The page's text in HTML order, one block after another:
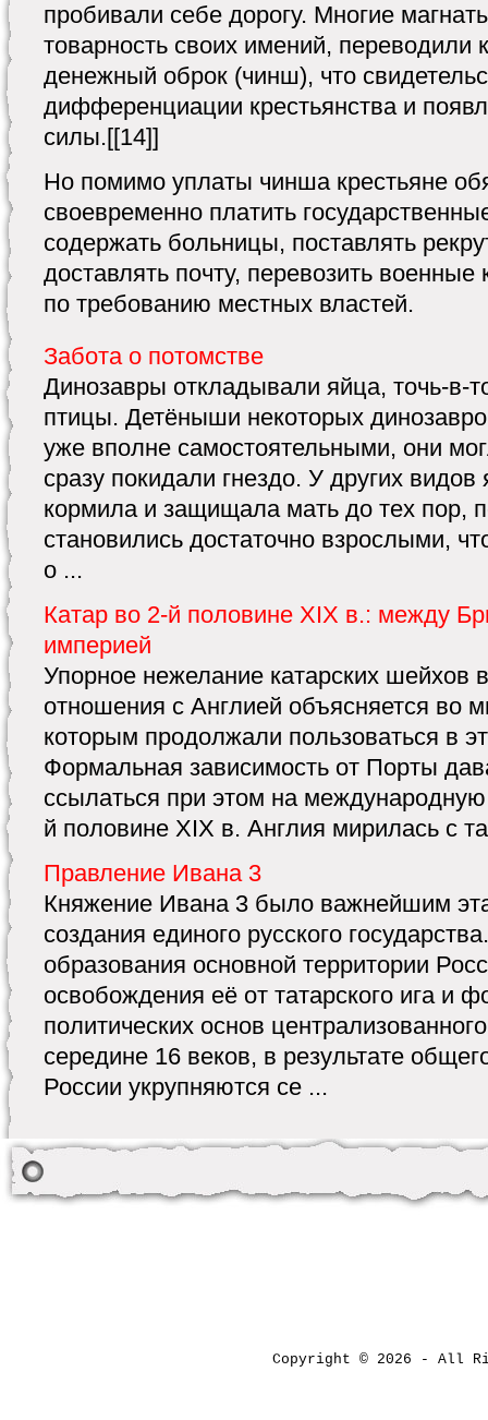
пробивали себе дорогу. Многие
товарность своих имений, переводили
денежный оброк (чинш), что
дифференциации крестьянства и
силы.[[14]]
Но помимо уплаты чинша крестьяне
своевременно платить
содержать больницы, поставлять
доставлять почту, перевозить
по требованию местных властей.
Забота о потомстве
Динозавры откладывали яйца, точь-в-
птицы. Детёныши некоторых
уже вполне самостоятельными, они
сразу покидали гнездо. У других
кормила и защищала мать до тех пор,
становились достаточно взрослыми,
о ...
Катар во 2-й половине XIX в.: между
империей
Упорное нежелание катарских шейхов
отношения с Англией объясняется во
которым продолжали пользоваться в
Формальная зависимость от Порты
ссылаться при этом на
й половине XIX в. Англия мирилась с
Правление Ивана 3
Княжение Ивана 3 было важнейшим
создания единого русского
образования основной территории
освобождения её от татарского ига и
политических основ
середине 16 веков, в результате
России укрупняются се ...
Copyright © 2026 - All